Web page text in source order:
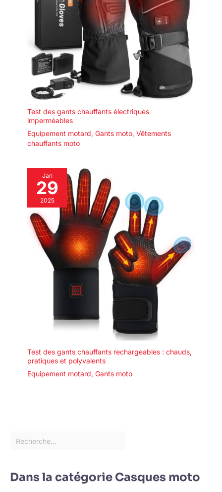
Test des gants chauffants électriques
imperméables
Equipement motard, Gants moto, Vêtements
chauffants moto
Jan
29
2025
Test des gants chauffants rechargeables : chauds,
pratiques et polyvalents
Equipement motard, Gants moto
Dans la catégorie Casques moto